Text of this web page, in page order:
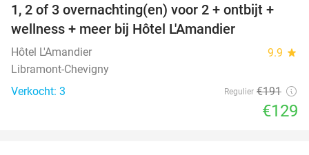
32%
TODAY
1, 2 of 3 overnachting(en) voor 2 + ontbijt +
wellness + meer bij Hôtel L'Amandier
Hôtel L'Amandier 9.9 star
Libramont-Chevigny
Verkocht: 3
Regulier €191
€129